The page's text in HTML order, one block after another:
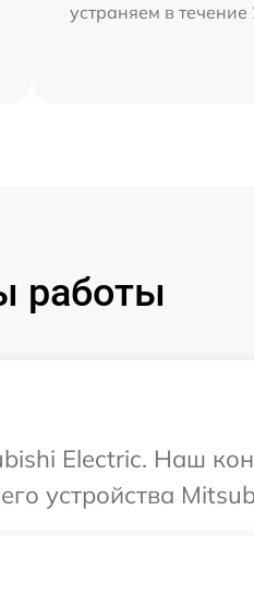
устраняем в течение
работы
Electric. Наш
устройства